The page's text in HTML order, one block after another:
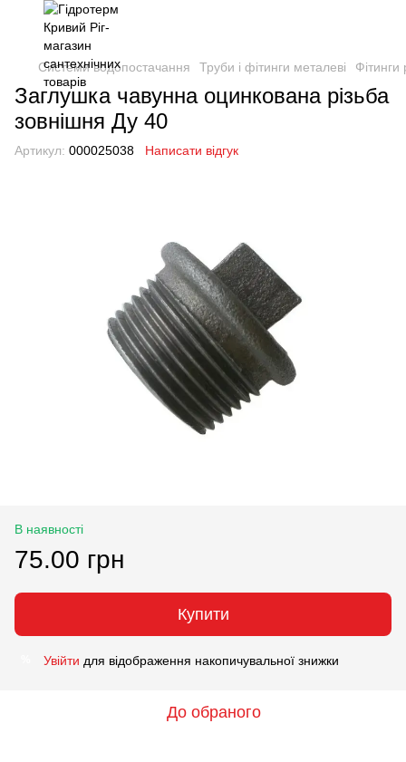
Системи водопостачання Труби і фітинги металеві Фітинги
Заглушка чавунна оцинкована різьба
зовнішня Ду 40
Артикул: 000025038 Написати відгук
В наявності
75.00 грн
Купити
Увійти для відображення накопичувальної знижки
До обраного